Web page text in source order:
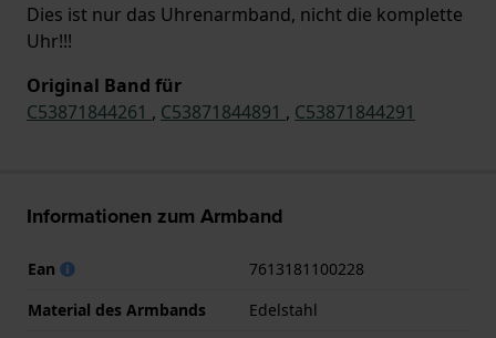
Dies ist nur das Uhrenarmband, nicht die komplette
Uhr!!!
Original Band für
C53871844261 , C53871844891 , C53871844291
Informationen zum Armband
Ean
7613181100228
Material des Armbands
Edelstahl